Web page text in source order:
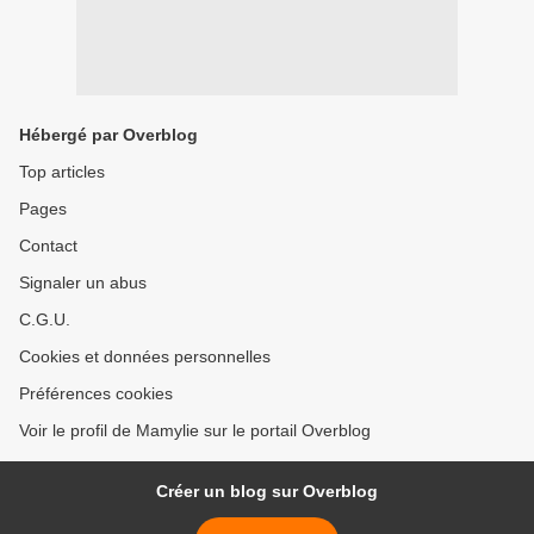
Hébergé par Overblog
Top articles
Pages
Contact
Signaler un abus
C.G.U.
Cookies et données personnelles
Préférences cookies
Voir le profil de Mamylie sur le portail Overblog
Créer un blog sur Overblog